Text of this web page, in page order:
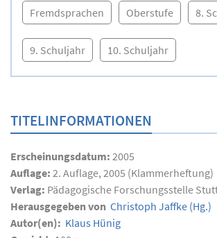
Fremdsprachen Oberstufe 8.
9. Schuljahr 10. Schuljahr
TITELINFORMATIONEN
Erscheinungsdatum: 2005
Auflage: 2. Auflage, 2005 (Klammerheftung)
Verlag: Pädagogische Forschungsstelle
Herausgegeben von Christoph Jaffke (Hg.)
Autor(en): Klaus Hünig